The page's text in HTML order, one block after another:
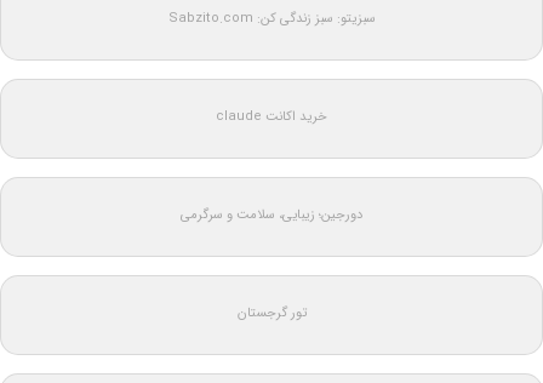
سبزیتو: سبز زندگی کن: Sabzito.com
خرید اکانت claude
دورجین؛ زیبایی، سلامت و سرگرمی
تور گرجستان